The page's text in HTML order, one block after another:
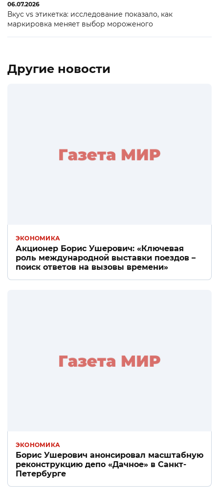
06.07.2026
Вкус vs этикетка: исследование показало, как
маркировка меняет выбор мороженого
Другие новости
ЭКОНОМИКА
Акционер Борис Ушерович: «Ключевая
роль международной выставки поездов –
поиск ответов на вызовы времени»
ЭКОНОМИКА
Борис Ушерович анонсировал масштабную
реконструкцию депо «Дачное» в Санкт-
Петербурге